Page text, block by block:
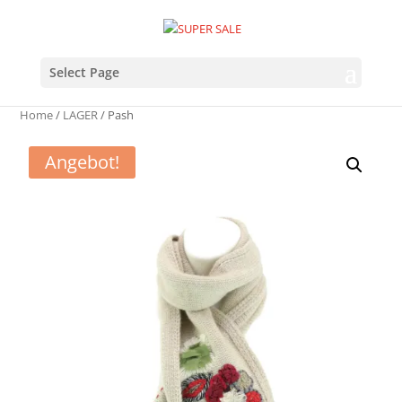
Select Page
Home/ LAGER/ Pash
Angebot!